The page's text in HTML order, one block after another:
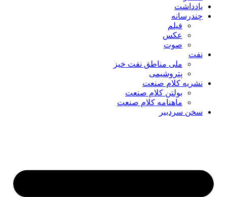
یادداشت
چندرسانه
فیلم
عکس
صوت
نفت
ملی مناطق نفت خیز
پتروشیمی
نشریه کلام صنعت
بولتن کلام صنعت
ماهنامه کلام صنعت
سخن سردبیر